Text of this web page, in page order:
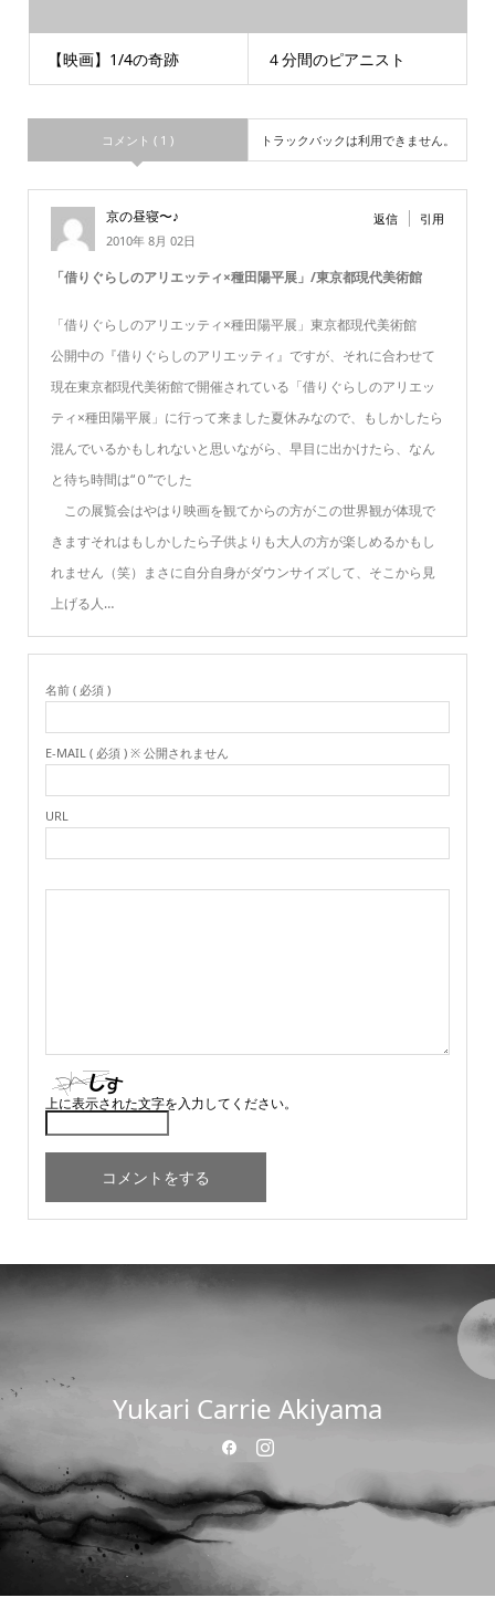
【映画】1/4の奇跡 ４分間のピアニスト
コメント ( 1 ) トラックバックは利用できません。
京の昼寝〜♪
2010年 8月 02日
返信 引用
「借りぐらしのアリエッティ×種田陽平展」/東京都現代美術館
「借りぐらしのアリエッティ×種田陽平展」東京都現代美術館
公開中の『借りぐらしのアリエッティ』ですが、それに合わせて
現在東京都現代美術館で開催されている「借りぐらしのアリエッ
ティ×種田陽平展」に行って来ました夏休みなので、もしかしたら
混んでいるかもしれないと思いながら、早目に出かけたら、なん
と待ち時間は“０”でした
この展覧会はやはり映画を観てからの方がこの世界観が体現で
きますそれはもしかしたら子供よりも大人の方が楽しめるかもし
れません（笑）まさに自分自身がダウンサイズして、そこから見
上げる人…
名前 ( 必須 )
E-MAIL ( 必須 ) ※ 公開されません
URL
上に表示された文字を入力してください。
Yukari Carrie Akiyama